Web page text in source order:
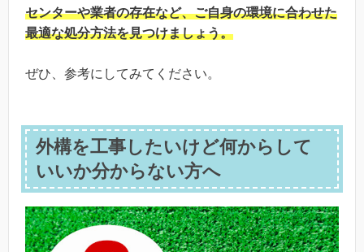
センターや業者の存在など、ご自身の環境に合わせた
最適な処分方法を見つけましょう。
ぜひ、参考にしてみてください。
外構を工事したいけど何からして
いいか分からない方へ